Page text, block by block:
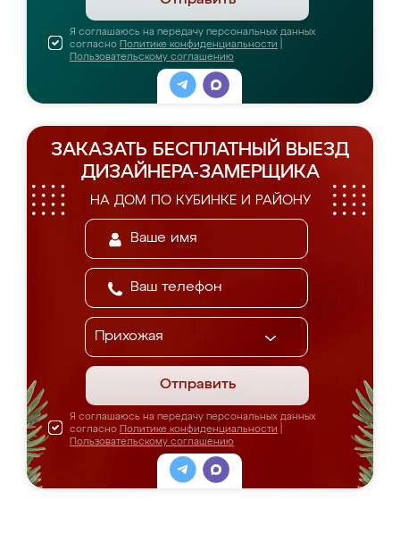
Я соглашаюсь на передачу персональных данных
согласно Политике конфиденциальности
Пользовательскому соглашению
ЗАКАЗАТЬ БЕСПЛАТНЫЙ ВЫЕЗД
ДИЗАЙНЕРА-ЗАМЕРЩИКА
НА ДОМ ПО КУБИНКЕ И РАЙОНУ
Отправить
Я соглашаюсь на передачу персональных данных
согласно Политике конфиденциальности
Пользовательскому соглашению